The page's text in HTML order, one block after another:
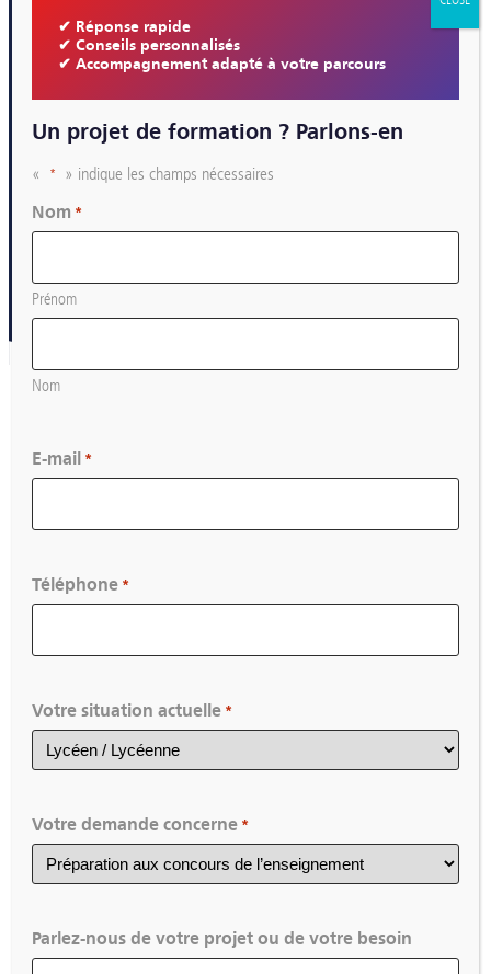
Accompagnement à
l’écriture du RAEP
Dispositif national
La formation se déroulera :
Le 06 juillet 2026 (9h-12h) en
Les 07 et 08 juillet 2026 à
✔ Réponse rapide
✔ Conseils personnalisés
✔ Accompagnement adapté à votre parcours
Un projet de formation ? Parlons-en
« *
» indique les champs nécessaires
Nom *
Prénom
Nom
E-mail *
Téléphone *
Votre situation actuelle *
Votre demande concerne *
Parlez-nous de votre projet ou de votre besoin